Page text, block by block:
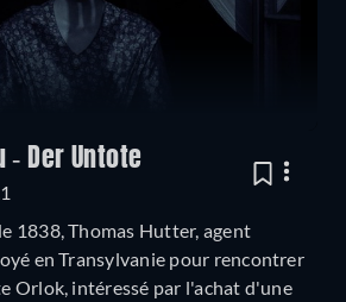
- Der Untote
1838, Thomas Hutter, agent
en Transylvanie pour rencontrer
Orlok, intéressé par l'achat d'une